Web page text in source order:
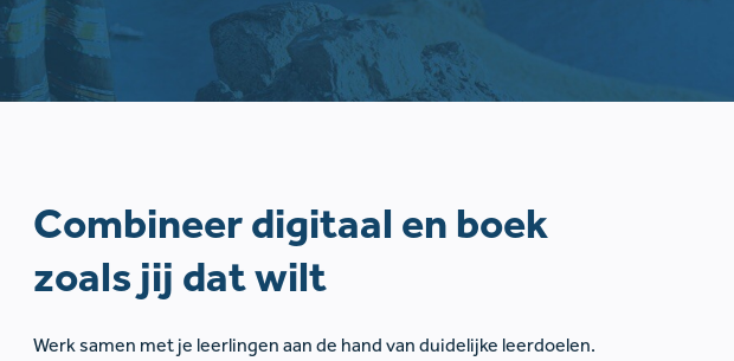
Combineer digitaal en boek
zoals jij dat wilt
Werk samen met je leerlingen aan de hand van duidelijke leerdoelen.